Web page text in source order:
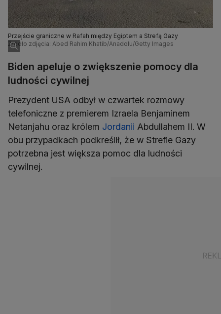
Przejście graniczne w Rafah między Egiptem a Strefą Gazy
Źródło zdjęcia: Abed Rahim Khatib/Anadolu/Getty Images
Biden apeluje o zwiększenie pomocy dla
ludności cywilnej
Prezydent USA odbył w czwartek rozmowy
telefoniczne z premierem Izraela Benjaminem
Netanjahu oraz królem Jordanii Abdullahem II. W
obu przypadkach podkreślił, że w Strefie Gazy
potrzebna jest większa pomoc dla ludności
cywilnej.